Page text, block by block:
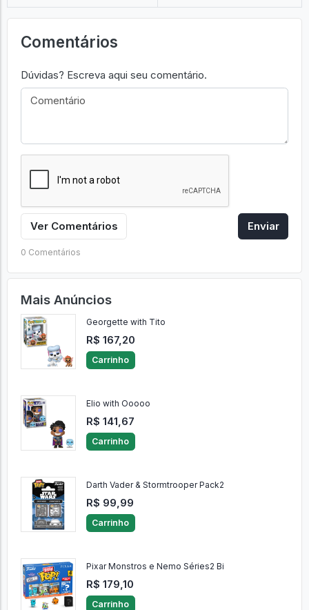
Comentários
Dúvidas? Escreva aqui seu comentário.
Ver Comentários Enviar
0 Comentários
Mais Anúncios
Georgette with Tito
R$ 167,20
Carrinho
Elio with Ooooo
R$ 141,67
Carrinho
Darth Vader & Stormtrooper Pack2
R$ 99,99
Carrinho
Pixar Monstros e Nemo Séries2 Bi
R$ 179,10
Carrinho